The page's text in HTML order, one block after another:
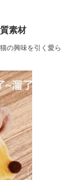
素材
の興味を引く愛ら